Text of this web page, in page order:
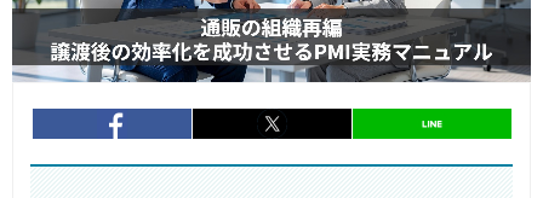
entry994 entry994